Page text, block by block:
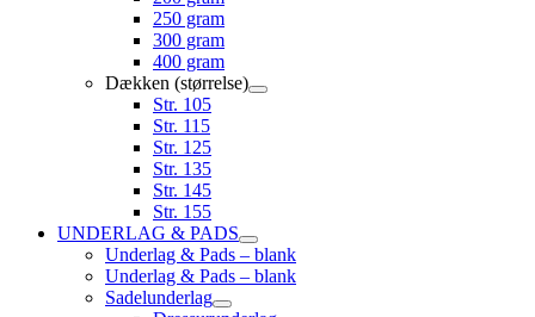
250 gram
300 gram
400 gram
Dækken (størrelse)
Str. 105
Str. 115
Str. 125
Str. 135
Str. 145
Str. 155
UNDERLAG & PADS
Underlag & Pads – blank
Underlag & Pads – blank
Sadelunderlag